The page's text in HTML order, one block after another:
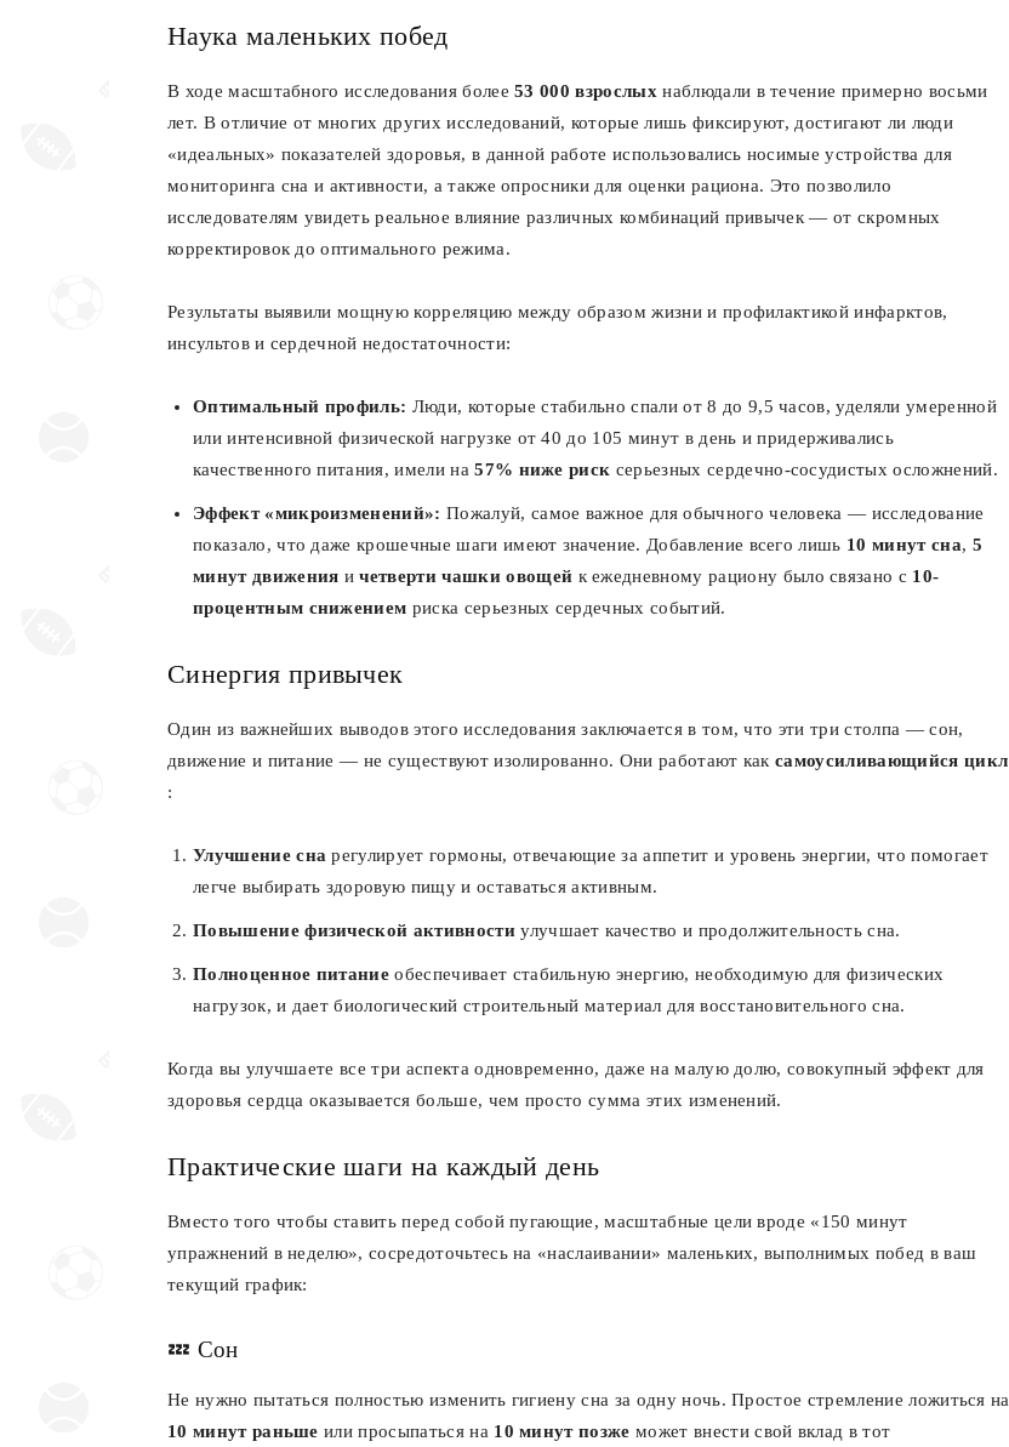
Наука маленьких побед
В ходе масштабного исследования более53 000 взрослых наблюдали в течение примерно восьми
лет. В отличие от многих других исследований, которые лишь фиксируют, достигают ли люди
«идеальных» показателей здоровья, в данной работе использовались носимые устройства для
мониторинга сна и активности, а также опросники для оценки рациона. Это позволило
исследователям увидеть реальное влияние различных комбинаций привычек — от скромных
корректировок до оптимального режима.
Результаты выявили мощную корреляцию между образом жизни и профилактикой инфарктов,
инсультов и сердечной недостаточности:
Оптимальный профиль: Люди, которые стабильно спали от 8 до 9,5 часов, уделяли умеренной
или интенсивной физической нагрузке от 40 до 105 минут в день и придерживались
качественного питания, имели на57% ниже риск серьезных сердечно-сосудистых осложнений.
Эффект «микроизменений»: Пожалуй, самое важное для обычного человека — исследование
показало, что даже крошечные шаги имеют значение. Добавление всего лишь 10 минут сна, 5
минут движения ичетверти чашки овощей к ежедневному рациону было связано с 10-
процентным снижением риска серьезных сердечных событий.
Синергия привычек
Один из важнейших выводов этого исследования заключается в том, что эти три столпа — сон,
движение и питание — не существуют изолированно. Они работают каксамоусиливающийся цикл
:
Улучшение сна регулирует гормоны, отвечающие за аппетит и уровень энергии, что помогает
легче выбирать здоровую пищу и оставаться активным.
Повышение физической активностиулучшает качество и продолжительность сна.
Полноценное питание обеспечивает стабильную энергию, необходимую для физических
нагрузок, и дает биологический строительный материал для восстановительного сна.
Когда вы улучшаете все три аспекта одновременно, даже на малую долю, совокупный эффект для
здоровья сердца оказывается больше, чем просто сумма этих изменений.
Практические шаги на каждый день
Вместо того чтобы ставить перед собой пугающие, масштабные цели вроде «150 минут
упражнений в неделю», сосредоточьтесь на «наслаивании» маленьких, выполнимых побед в ваш
текущий график:
💤 Сон
Не нужно пытаться полностью изменить гигиену сна за одну ночь. Простое стремление ложиться на
10 минут раньше или просыпаться на 10 минут позже может внести свой вклад в тот